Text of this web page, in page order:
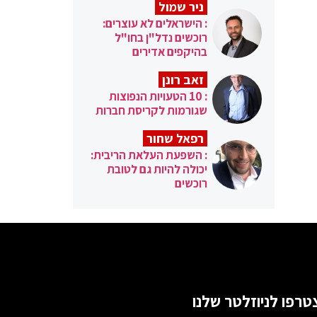
ניר שמול
: הישראלים לא עוצרים:
רוכשים נדל"ן בחו"ל
בהיקפים אדירים
זאב רונן
: 10 הטעויות הנפוצות
שגורמות לקריסת חברות
רפאל שחור
: השפעת העלאת הריבית:
יכולה להיות גם לטובת
רוכשים
לניוזלטר שלנו